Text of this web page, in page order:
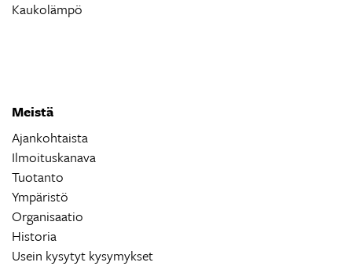
Kaukolämpö
Meistä
Ajankohtaista
Ilmoituskanava
Tuotanto
Ympäristö
Organisaatio
Historia
Usein kysytyt kysymykset